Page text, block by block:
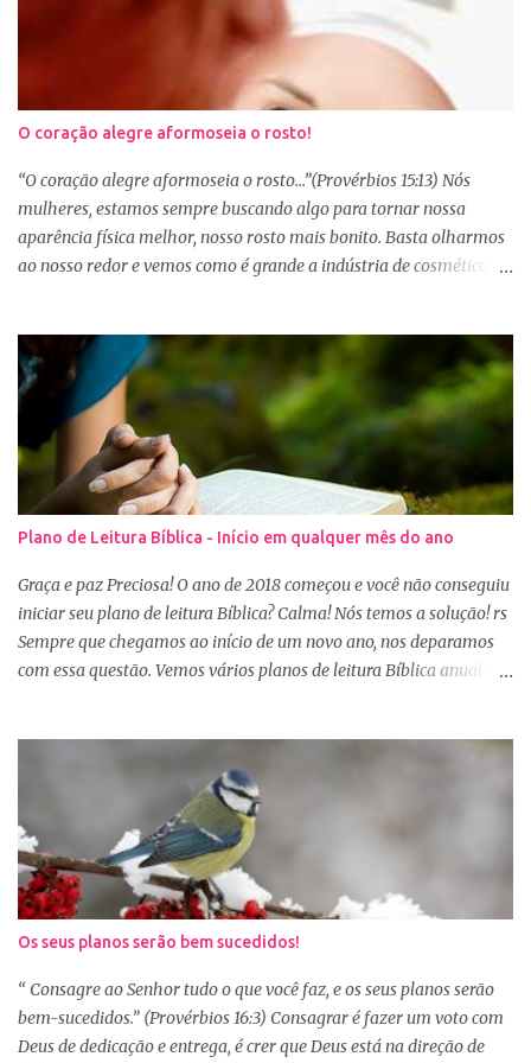
O coração alegre aformoseia o rosto!
“O coração alegre aformoseia o rosto...”(Provérbios 15:13) Nós
mulheres, estamos sempre buscando algo para tornar nossa
aparência física melhor, nosso rosto mais bonito. Basta olharmos
ao nosso redor e vemos como é grande a indústria de cosméticos e
se maquiar e testam produtos. Não é errado gostar de se cuidar e
buscar conhecimento de como ficar mais bonita e atraente. Eu
também gosto de maquiagem e dicas de beleza, no entanto,
precisamos cuidar primeiramente da nossa beleza interior. A
verdade é que, muitas de nós buscamos de forma desenfreada
ficarmos mais bonitas por fora tentando nos afirmar, e mostrar
que temos algum valor, porque nossos corações estão cheios de
amargura e traumas causados por situações que vivenciamos. O
Sábio rei Salomão nós dá uma dica de beleza no livro de
Provérbios dizendo que o coração alegre aformoseia o rosto. A
alegr...
Plano de Leitura Bíblica - Início em qualquer mês do ano
Graça e paz Preciosa! O ano de 2018 começou e você não conseguiu
iniciar seu plano de leitura Bíblica? Calma! Nós temos a solução! rs
Sempre que chegamos ao início de um novo ano, nos deparamos
com essa questão. Vemos vários planos de leitura Bíblica anual e
janeiro, principalmente as mulheres que muitas vezes recebem os
familiares em casa e precisam preparar várias coisas, ou então
aquela viagem de férias, e os dias se passaram e você não iniciou
sua leitura. E quando pegamos um plano de leitura Bíblica que
começa no dia primeiro de janeiro e percebemos que já estamos
no dia 20, desanimamos e acabamos deixando para o próximo
ano e assim vai... Outra situação que desanima é iniciar lendo
vários capítulos por dia, muitas até conseguem iniciar no dia
primeiro de janeiro, mas como não estão acostumas com a leitura
e também com a dificuldade de entendi...
Os seus planos serão bem sucedidos!
“ Consagre ao Senhor tudo o que você faz, e os seus planos serão
bem-sucedidos.” (Provérbios 16:3) Consagrar é fazer um voto com
Deus de dedicação e entrega, é crer que Deus está na direção de